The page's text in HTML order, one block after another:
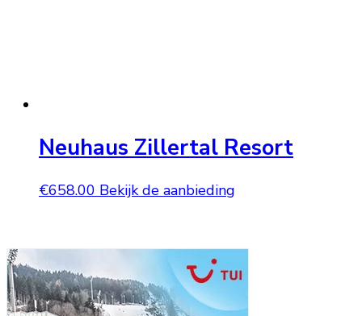
Neuhaus Zillertal Resort
€658.00 Bekijk de aanbieding